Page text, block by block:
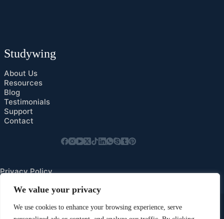
We value your privacy
We use cookies to enhance your browsing experience, serve
Studywing
About Us
Resources
Blog
Testimonials
Support
Contact
Privacy Policy